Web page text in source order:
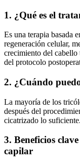
1. ¿Qué es el
Es una terapia basada
regeneración celular,
crecimiento del
del protocolo
2. ¿Cuándo
La mayoría de los
después del
cicatrizado lo suficiente.
3. Beneficios
capilar